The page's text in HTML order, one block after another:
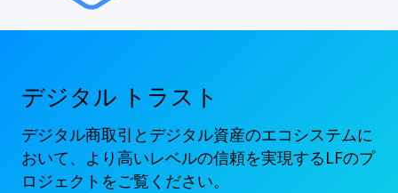
デジタル トラスト
デジタル商取引とデジタル資産のエコシステムに
おいて、より高いレベルの信頼を実現するLFのプ
ロジェクトをご覧ください。